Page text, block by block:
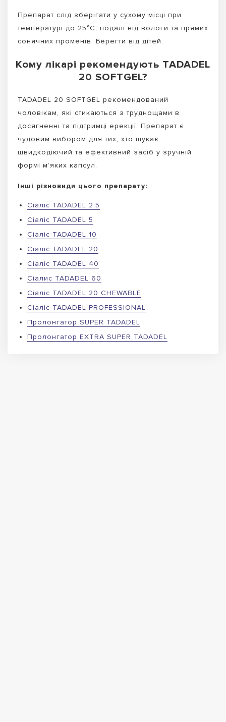
Препарат слід зберігати у сухому місці при
температурі до 25°C, подалі від вологи та прямих
сонячних променів. Берегти від дітей.
Кому лікарі рекомендують TADADEL
20 SOFTGEL?
TADADEL 20 SOFTGEL рекомендований
чоловікам, які стикаються з труднощами в
досягненні та підтримці ерекції. Препарат є
чудовим вибором для тих, хто шукає
швидкодіючий та ефективний засіб у зручній
формі м’яких капсул.
Інші різновиди цього препарату:
Сіаліс TADADEL 2.5
Сіаліс TADADEL 5
Сіаліс TADADEL 10
Сіаліс TADADEL 20
Сіаліс TADADEL 40
Сіалис TADADEL 60
Сіаліс TADADEL 20 CHEWABLE
Сіаліс TADADEL PROFESSIONAL
Пролонгатор SUPER TADADEL
Пролонгатор EXTRA SUPER TADADEL